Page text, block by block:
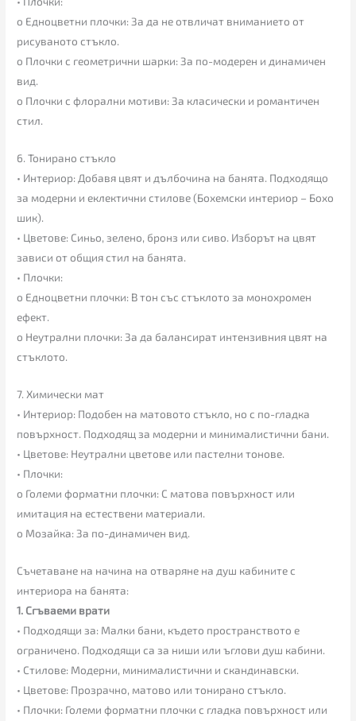
o Едноцветни плочки: За да не отвличат вниманието от
рисуваното стъкло.
o Плочки с геометрични шарки: За по-модерен и динамичен
вид.
o Плочки с флорални мотиви: За класически и романтичен
стил.
6. Тонирано стъкло
• Интериор: Добавя цвят и дълбочина на банята. Подходящо
за модерни и еклектични стилове (Бохемски интериор – Бохо
шик).
• Цветове: Синьо, зелено, бронз или сиво. Изборът на цвят
зависи от общия стил на банята.
• Плочки:
o Едноцветни плочки: В тон със стъклото за монохромен
ефект.
o Неутрални плочки: За да балансират интензивния цвят на
стъклото.
7. Химически мат
• Интериор: Подобен на матовото стъкло, но с по-гладка
повърхност. Подходящ за модерни и минималистични бани.
• Цветове: Неутрални цветове или пастелни тонове.
• Плочки:
o Големи форматни плочки: С матова повърхност или
имитация на естествени материали.
o Мозайка: За по-динамичен вид.
Съчетаване на начина на отваряне на душ кабините с
интериора на банята:
1. Сгъваеми врати
• Подходящи за: Малки бани, където пространството е
ограничено. Подходящи са за ниши или ъглови душ кабини.
• Стилове: Модерни, минималистични и скандинавски.
• Цветове: Прозрачно, матово или тонирано стъкло.
• Плочки: Големи форматни плочки с гладка повърхност или